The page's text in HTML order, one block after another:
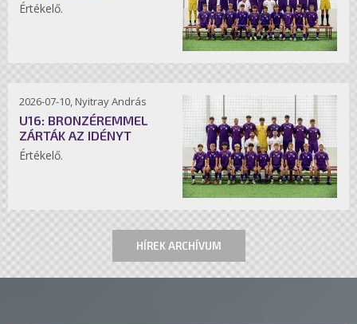
Értékelő.
2026-07-10, Nyitray András
U16: BRONZÉREMMEL
ZÁRTÁK AZ IDÉNYT
Értékelő.
HÍREK ARCHÍVUM